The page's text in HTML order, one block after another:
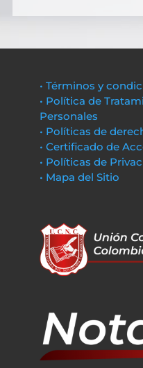
• Términos y
• Política de
Personales
• Políticas de
• Certificado de
• Políticas de
• Mapa del Sitio